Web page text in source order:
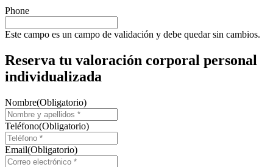
Phone
Este campo es un campo de validación y debe quedar sin cambios.
Reserva tu valoración corporal personal
individualizada
Nombre(Obligatorio)
Teléfono(Obligatorio)
Email(Obligatorio)